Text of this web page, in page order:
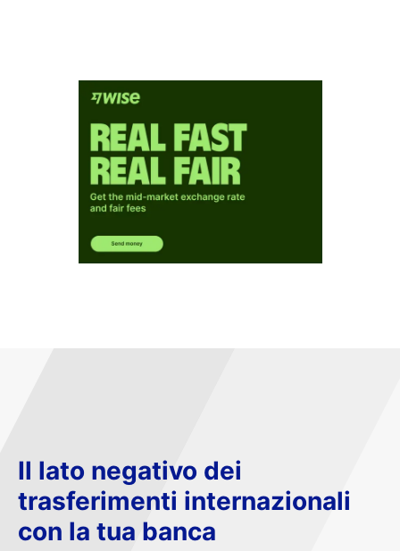
Il lato negativo dei
trasferimenti internazionali
con la tua banca